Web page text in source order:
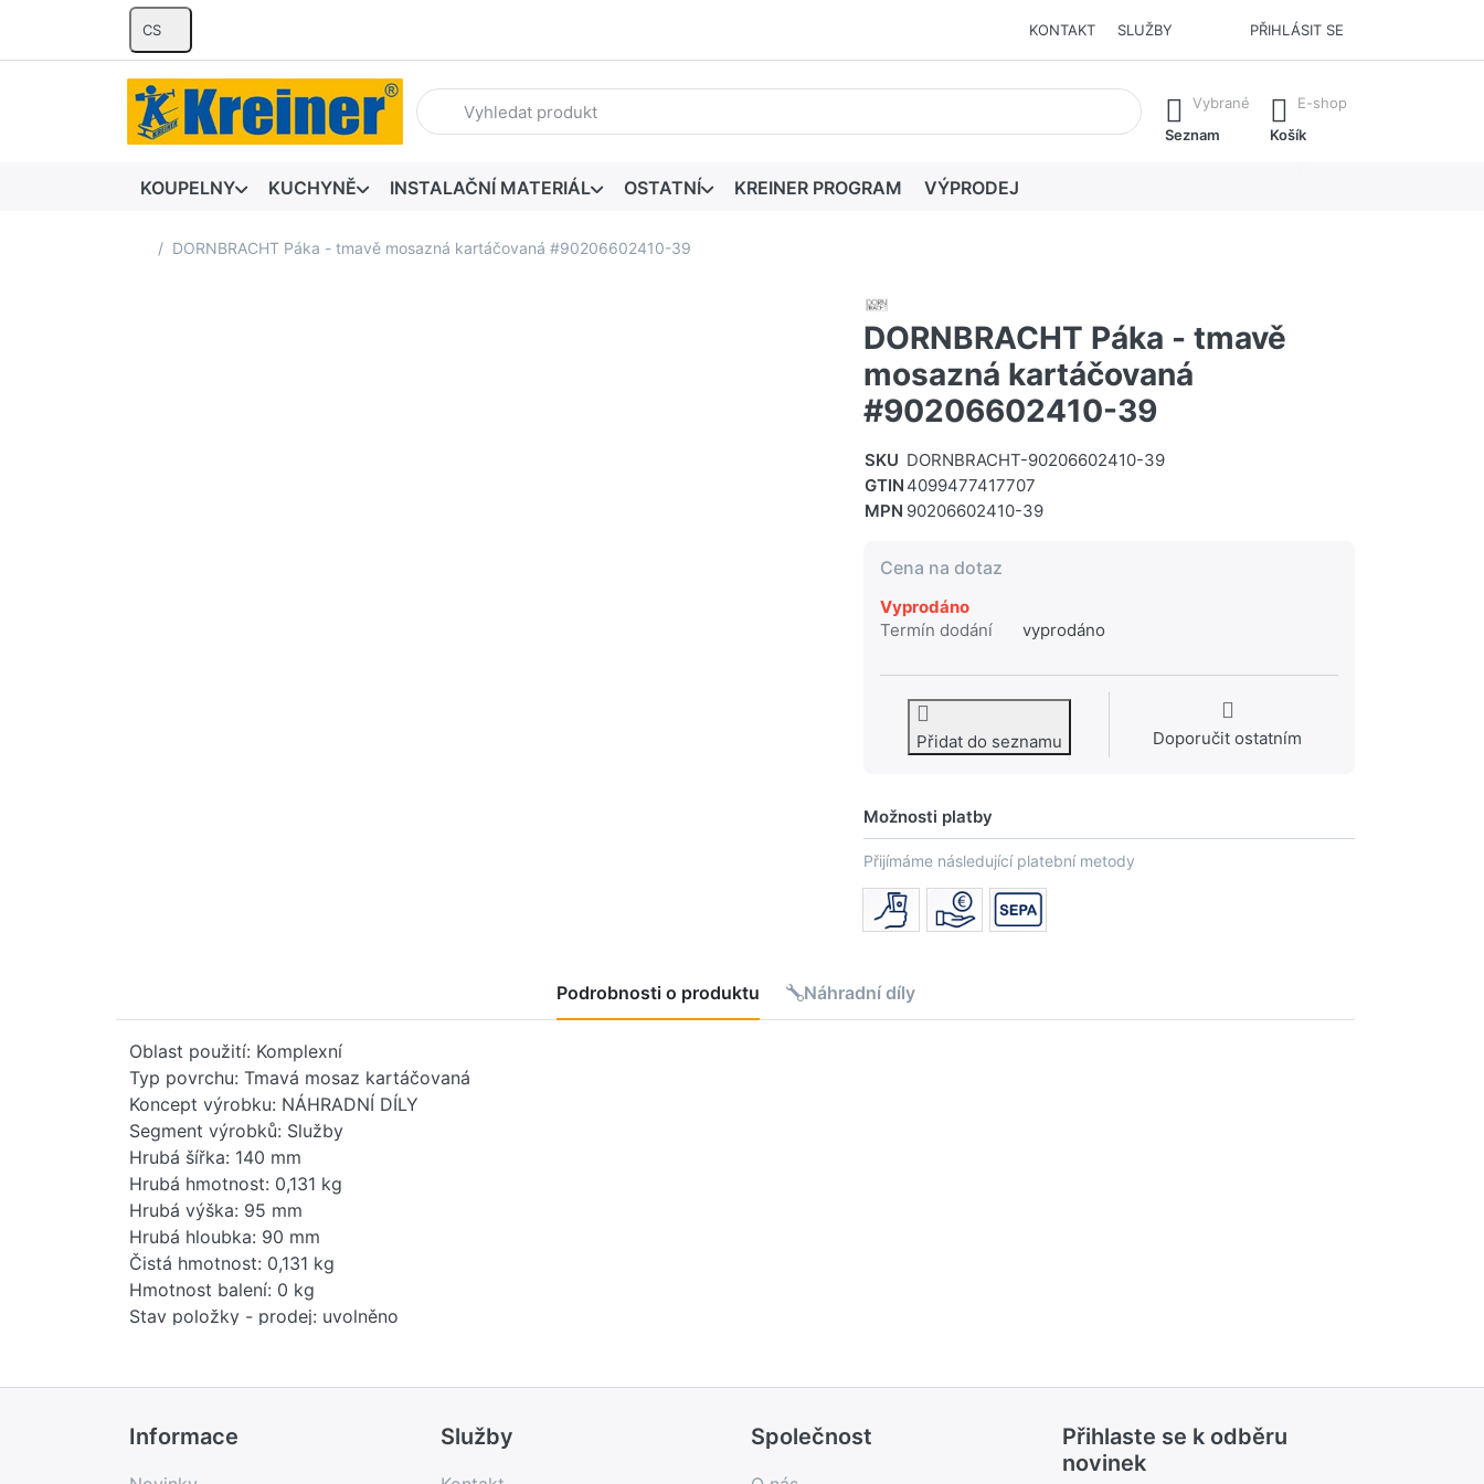
CS KONTAKT SLUŽBY PŘIHLÁSIT SE
Zadejte hledaný výraz. První výsledky se zobrazí automaticky při zadávání. Stisknutím klávesy Enter vyvoláte všechny výsledky.
Vybrané
Seznam
E-shop
Košík
KOUPELNY KUCHYNĚ INSTALAČNÍ MATERIÁL OSTATNÍ KREINER PROGRAM VÝPRODEJ
Domovská stránka
DORNBRACHT Páka - tmavě mosazná kartáčovaná #90206602410-39
DORNBRACHT Páka - tmavě
mosazná kartáčovaná
#90206602410-39
SKU DORNBRACHT-90206602410-39
GTIN 4099477417707
MPN 90206602410-39
Cena na dotaz
Vyprodáno
Termín dodání
vyprodáno
Přidat do seznamu Doporučit ostatním
Možnosti platby
Přijímáme následující platební metody
Podrobnosti o produktu Náhradní díly
Oblast použití: Komplexní
Typ povrchu: Tmavá mosaz kartáčovaná
Koncept výrobku: NÁHRADNÍ DÍLY
Segment výrobků: Služby
Hrubá šířka: 140 mm
Hrubá hmotnost: 0,131 kg
Hrubá výška: 95 mm
Hrubá hloubka: 90 mm
Čistá hmotnost: 0,131 kg
Hmotnost balení: 0 kg
Stav položky - prodej: uvolněno
Novinka: Ne
Prodejní program: Ano
Kód produktu: 84819000
Kód výrobku v USA: 8481901000
Informace Služby Společnost
Přihlaste se k odběru
novinek